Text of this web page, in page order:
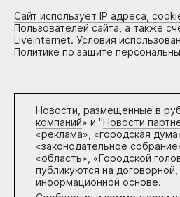
Сайт использует IP адреса,
Пользователей сайта, а также
Liveinternet. Условия
Политике по защите
Новости, размещенные в
компаний» и "Новости
«реклама», «городская
«законодательное
«область», «Городской
публикуются на
информационной основе.